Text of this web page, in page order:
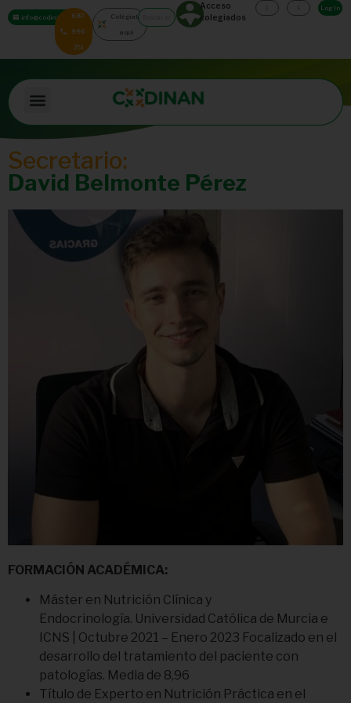
info@codinan.org687
996
251
Colégiate
aquí
Acceso
colegiados
Log In
Secretario:
David Belmonte Pérez
FORMACIÓN ACADÉMICA:
Máster en Nutrición Clínica y
Endocrinología. Universidad Católica de Murcia e
ICNS | Octubre 2021 – Enero 2023 Focalizado en el
desarrollo del tratamiento del paciente con
patologías. Media de 8,96
Título de Experto en Nutrición Práctica en el